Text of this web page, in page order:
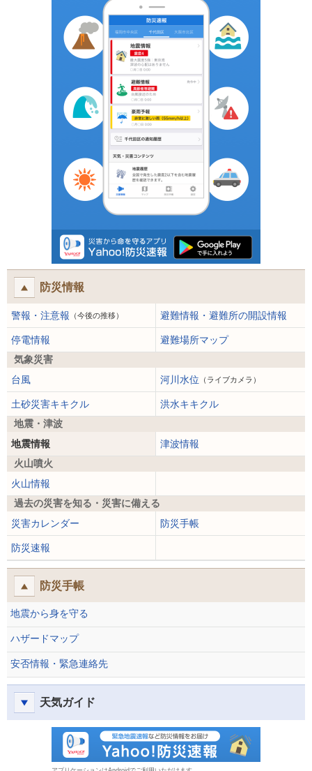
防災情報
警報・注意報 （今後の推移） 避難情報・避難所の開設情報
停電情報
避難場所マップ
気象災害
台風
河川水位 （ライブカメラ）
土砂災害キキクル
洪水キキクル
地震・津波
地震情報
津波情報
火山噴火
火山情報
過去の災害を知る・災害に備える
災害カレンダー
防災手帳
防災速報
防災手帳
地震から身を守る
ハザードマップ
安否情報・緊急連絡先
天気ガイド